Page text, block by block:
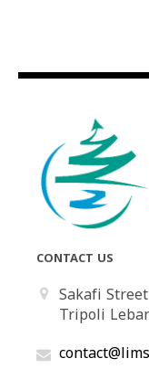
CONTACT US
Sakafi
Tripoli